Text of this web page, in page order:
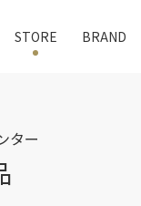
STORE BRAND
ター